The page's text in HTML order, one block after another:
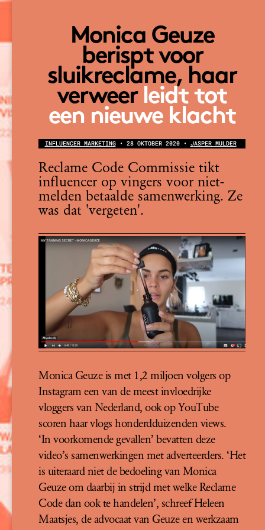
Monica Geuze
berispt voor
sluikreclame, haar
verweer leidt tot
een nieuwe klacht
INFLUENCER MARKETING• 28 OKTOBER 2020 • JASPER MULDER
Reclame Code Commissie tikt
influencer op vingers voor niet-
melden betaalde samenwerking. Ze
was dat 'vergeten'.
Monica Geuze is met 1,2 miljoen volgers op
Instagram een van de meest invloedrijke
vloggers van Nederland, ook op YouTube
scoren haar vlogs honderdduizenden views.
‘In voorkomende gevallen’ bevatten deze
video’s samenwerkingen met adverteerders. ‘Het
is uiteraard niet de bedoeling van Monica
Geuze om daarbij in strijd met welke Reclame
Code dan ook te handelen’, schreef Heleen
Maatsjes, de advocaat van Geuze en werkzaam